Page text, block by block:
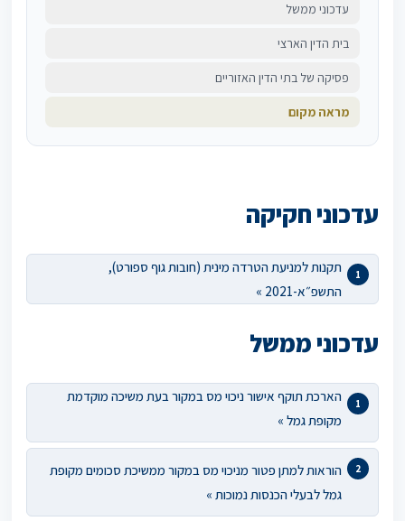
עדכוני ממשל
בית הדין הארצי
פסיקה של בתי הדין האזוריים
מראה מקום
עדכוני חקיקה
תקנות למניעת הטרדה מינית (חובות גוף ספורט),
התשפ״א-2021 »
עדכוני ממשל
הארכת תוקף אישור ניכוי מס במקור בעת משיכה מוקדמת
מקופת גמל »
הוראות למתן פטור מניכוי מס במקור ממשיכת סכומים מקופת
גמל לבעלי הכנסות נמוכות »